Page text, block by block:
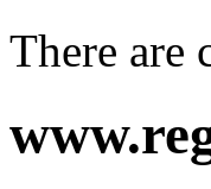
There are